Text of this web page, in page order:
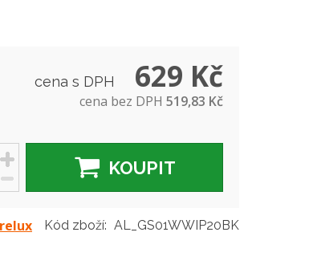
cena s DPH 629 Kč
cena bez DPH 519,83 Kč
+
-
KOUPIT
Kód zboží: AL_GS01WWIP20BK